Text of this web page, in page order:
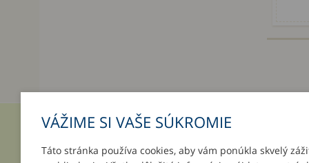
VÁŽIME SI VAŠE SÚKROMIE
Táto stránka používa cookies, aby vám ponúkla skvelý